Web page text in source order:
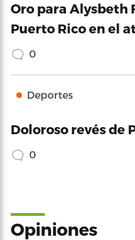
Oro para Alysbeth
Puerto Rico en el
0
Deportes
Doloroso revés de
0
Opiniones